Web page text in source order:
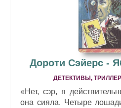
Дороти Сэйерс -
ДЕТЕКТИВЫ,
«Нет, сэр, я
она сияла. Четыре